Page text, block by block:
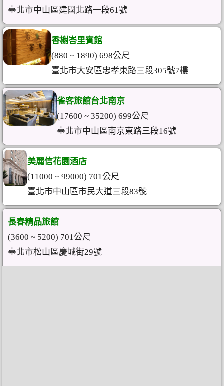
臺北市中山區建國北路一段61號
香榭峇里賓館
(880 ~ 1890) 698公尺
臺北市大安區忠孝東路三段305號7樓
雀客旅館台北南京
(17600 ~ 35200) 699公尺
臺北市中山區南京東路三段16號
美麗信花園酒店
(11000 ~ 99000) 701公尺
臺北市中山區市民大道三段83號
長春精品旅館
(3600 ~ 5200) 701公尺
臺北市松山區慶城街29號